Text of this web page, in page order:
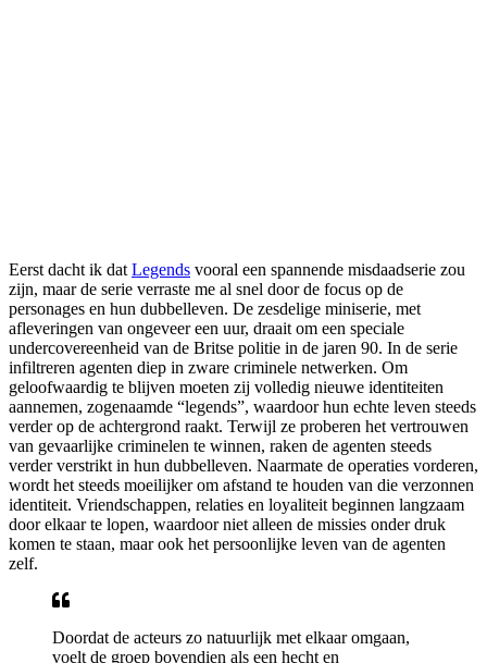
Eerst dacht ik dat Legends vooral een spannende misdaadserie zou
zijn, maar de serie verraste me al snel door de focus op de
personages en hun dubbelleven. De zesdelige miniserie, met
afleveringen van ongeveer een uur, draait om een speciale
undercovereenheid van de Britse politie in de jaren 90. In de serie
infiltreren agenten diep in zware criminele netwerken. Om
geloofwaardig te blijven moeten zij volledig nieuwe identiteiten
aannemen, zogenaamde “legends”, waardoor hun echte leven steeds
verder op de achtergrond raakt. Terwijl ze proberen het vertrouwen
van gevaarlijke criminelen te winnen, raken de agenten steeds
verder verstrikt in hun dubbelleven. Naarmate de operaties vorderen,
wordt het steeds moeilijker om afstand te houden van die verzonnen
identiteit. Vriendschappen, relaties en loyaliteit beginnen langzaam
door elkaar te lopen, waardoor niet alleen de missies onder druk
komen te staan, maar ook het persoonlijke leven van de agenten
zelf.
Doordat de acteurs zo natuurlijk met elkaar omgaan,
voelt de groep bovendien als een hecht en